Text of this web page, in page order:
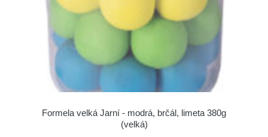
Formela velká Jarní - modrá, brčál, limeta 380g
(velká)